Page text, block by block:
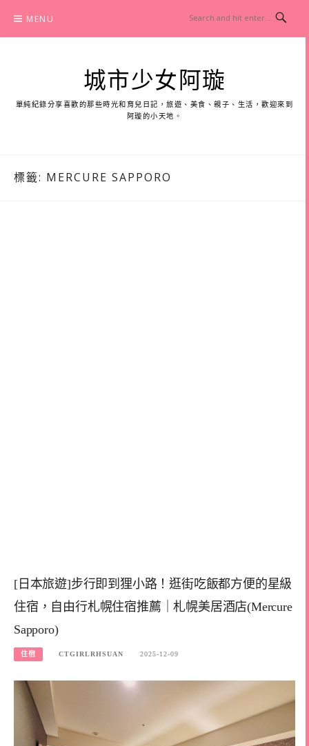
content
MENU
城市少女阿璇
單純紀錄分享喜歡的那些時光和育兒日記，旅遊、美食、親子、生活，歡迎來到
阿璇的小天地。
標籤: MERCURE SAPPORO
[日本旅遊]步行即到狸小路！逛街吃飯都方便的星級
住宿，自由行札幌住宿推薦｜札幌美居酒店(Mercure
Sapporo)
住宿 CTGIRLRHSUAN 2025-12-09